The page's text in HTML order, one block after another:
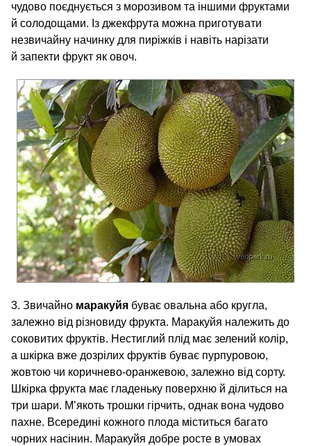
чудово поєднується з морозивом та іншими фруктами
й солодощами. Із джекфрута можна приготувати
незвичайну начинку для пиріжків і навіть нарізати
й запекти фрукт як овоч.
3. Звичайно маракуйя буває овальна або кругла,
залежно від різновиду фрукта. Маракуйя належить до
соковитих фруктів. Нестиглий плід має зелений колір,
а шкірка вже дозрілих фруктів буває пурпуровою,
жовтою чи коричнево-оранжевою, залежно від сорту.
Шкірка фрукта має гладеньку поверхню й ділиться на
три шари. М’якоть трошки гірчить, однак вона чудово
пахне. Всередині кожного плода міститься багато
чорних насінин. Маракуйя добре росте в умовах